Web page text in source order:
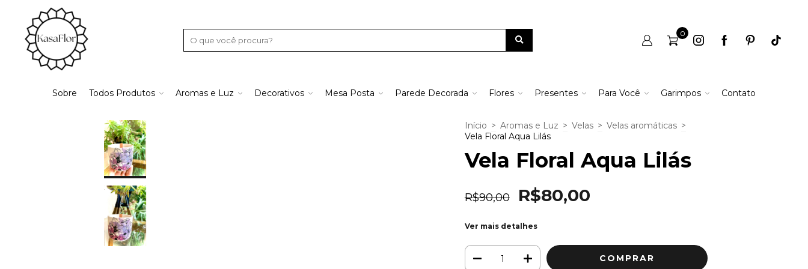
0
Sobre Todos Produtos Aromas e Luz Decorativos Mesa Posta Parede Decorada Flores Presentes Para Você Garimpos Contato
Início > Aromas e Luz > Velas > Velas aromáticas >
Vela Floral Aqua Lilás
Vela Floral Aqua Lilás
R$90,00 R$80,00
Ver mais detalhes